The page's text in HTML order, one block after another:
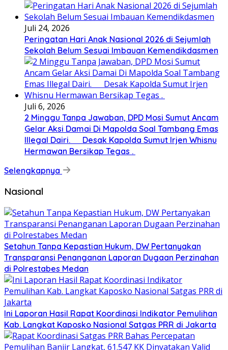
Juli 24, 2026
Peringatan Hari Anak Nasional 2026 di Sejumlah
Sekolah Belum Sesuai Imbauan Kemendikdasmen
Juli 6, 2026
2 Minggu Tanpa Jawaban, DPD Mosi Sumut Ancam
Gelar Aksi Damai Di Mapolda Soal Tambang Emas
Illegal Dairi. Desak Kapolda Sumut Irjen Whisnu
Hermawan Bersikap Tegas .
Selengkapnya
Nasional
Setahun Tanpa Kepastian Hukum, DW Pertanyakan
Transparansi Penanganan Laporan Dugaan Perzinahan
di Polrestabes Medan
Ini Laporan Hasil Rapat Koordinasi Indikator Pemulihan
Kab. Langkat Kaposko Nasional Satgas PRR di Jakarta